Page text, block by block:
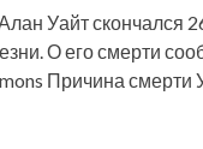
Уайт скончался
О его смерти
Причина смерти